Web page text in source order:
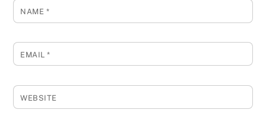
NAME *
EMAIL*
WEBSITE